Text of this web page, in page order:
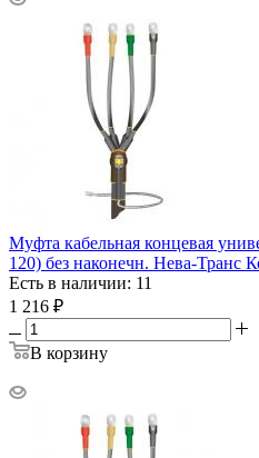
Муфта кабельная концевая
120) без наконечн. Нева-Транс
Есть в наличии: 11
1 216 ₽
В корзину